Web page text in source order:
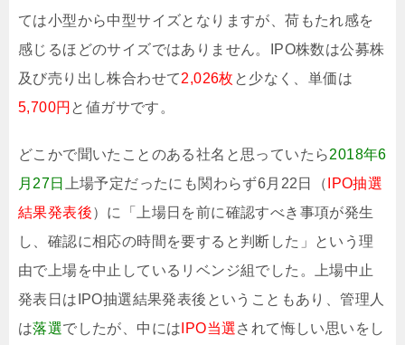
ては小型から中型サイズとなりますが、荷もたれ感を
感じるほどのサイズではありません。IPO株数は公募株
及び売り出し株合わせて2,026枚 と少なく、単価は
5,700円 と値ガサです。
どこかで聞いたことのある社名と思っていたら2018年6
月27日
上場予定だったにも関わらず6月22日（ IPO抽選
結果発表後）に「上場日を前に確認すべき事項が発生
し、確認に相応の時間を要すると判断した」という理
由で上場を中止しているリベンジ組でした。上場中止
発表日はIPO抽選結果発表後ということもあり、管理人
は落選でしたが、中には IPO当選されて悔しい思いをし